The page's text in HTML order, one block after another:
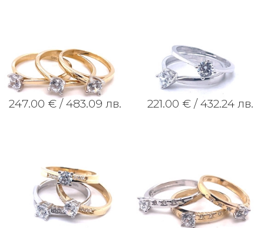
247.00 € / 483.09 лв. 221.00 € / 432.24 лв.